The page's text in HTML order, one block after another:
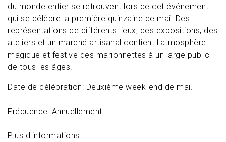
du monde entier se retrouvent lors de cet événement
qui se célèbre la première quinzaine de mai. Des
représentations de différents lieux, des expositions, des
ateliers et un marché artisanal confient l'atmosphère
magique et festive des marionnettes à un large public
de tous les âges.
Date de célébration: Deuxième week-end de mai.
Fréquence: Annuellement.
Plus d'informations: